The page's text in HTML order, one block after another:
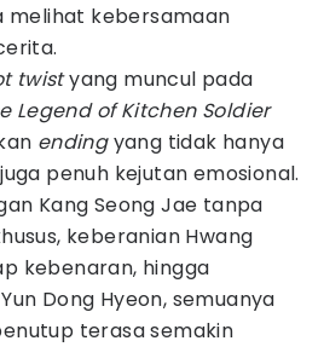
melihat kebersamaan
twistyang muncul pada
Legend of Kitchen Soldier
endingyang tidak hanya
penuh kejutan emosional.
Kang Seong Jae tanpa
keberanian Hwang
kebenaran, hingga
Dong Hyeon, semuanya
terasa semakin